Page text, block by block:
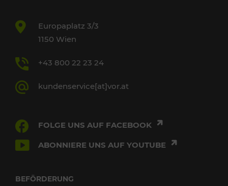
Europaplatz 3/3
1150 Wien
+43 800 22 23 24
kundenservice[at]vor.at
FOLGE UNS AUF FACEBOOK
ABONNIERE UNS AUF YOUTUBE
BEFÖRDERUNG